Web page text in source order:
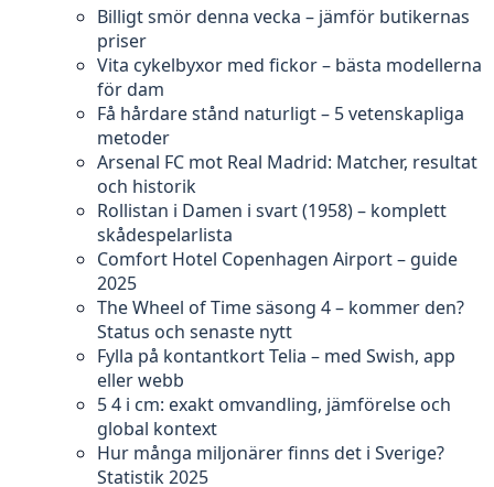
Billigt smör denna vecka – jämför butikernas
priser
Vita cykelbyxor med fickor – bästa modellerna
för dam
Få hårdare stånd naturligt – 5 vetenskapliga
metoder
Arsenal FC mot Real Madrid: Matcher, resultat
och historik
Rollistan i Damen i svart (1958) – komplett
skådespelarlista
Comfort Hotel Copenhagen Airport – guide
2025
The Wheel of Time säsong 4 – kommer den?
Status och senaste nytt
Fylla på kontantkort Telia – med Swish, app
eller webb
5 4 i cm: exakt omvandling, jämförelse och
global kontext
Hur många miljonärer finns det i Sverige?
Statistik 2025